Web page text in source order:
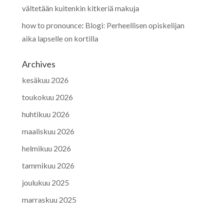
vältetään kuitenkin kitkeriä makuja
how to pronounce: Blogi: Perheellisen opiskelijan
aika lapselle on kortilla
Archives
kesäkuu 2026
toukokuu 2026
huhtikuu 2026
maaliskuu 2026
helmikuu 2026
tammikuu 2026
joulukuu 2025
marraskuu 2025